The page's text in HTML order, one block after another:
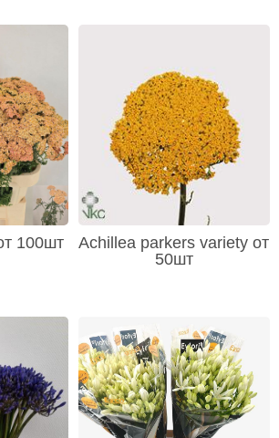
100шт
Achillea parkers variety от
50шт